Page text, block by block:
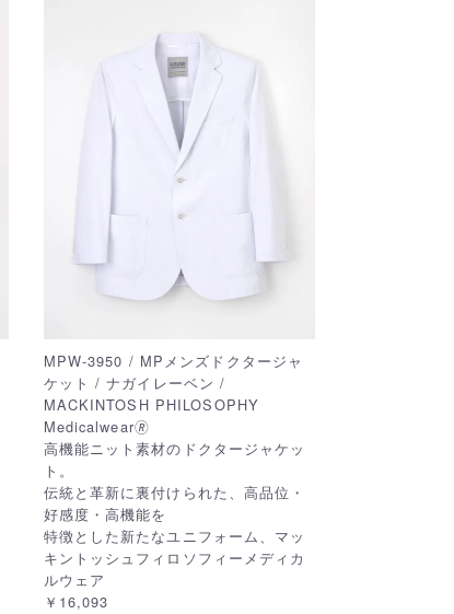
MPW-3950 / MPメンズドクタージャ
ケット / ナガイレーベン /
MACKINTOSH PHILOSOPHY
Medicalwear🄬
高機能ニット素材のドクタージャケッ
ト。
伝統と革新に裏付けられた、高品位・
好感度・高機能を
特徴とした新たなユニフォーム、マッ
キントッシュフィロソフィーメディカ
ルウェア
￥16,093